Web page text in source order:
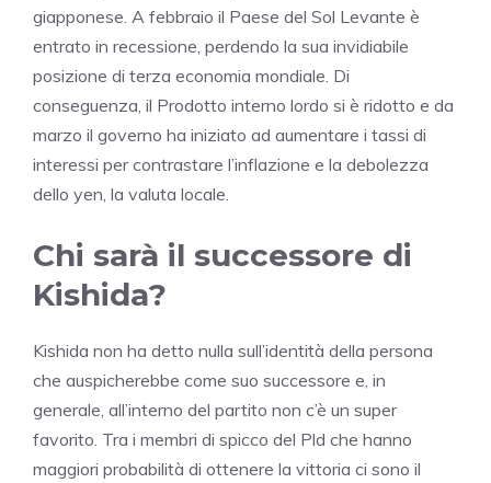
giapponese. A febbraio il Paese del Sol Levante è
entrato in recessione, perdendo la sua invidiabile
posizione di terza economia mondiale. Di
conseguenza, il Prodotto interno lordo si è ridotto e da
marzo il governo ha iniziato ad aumentare i tassi di
interessi per contrastare l’inflazione e la debolezza
dello yen, la valuta locale.
Chi sarà il successore di
Kishida?
Kishida non ha detto nulla sull’identità della persona
che auspicherebbe come suo successore e, in
generale, all’interno del partito non c’è un super
favorito. Tra i membri di spicco del Pld che hanno
maggiori probabilità di ottenere la vittoria ci sono il